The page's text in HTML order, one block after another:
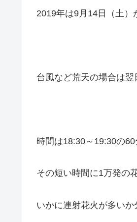
2019年は9月14日（土）
台風など荒天の場合は翌
時間は18:30～19:30の60
その短い時間に1万発の
いかに連射花火が多いか